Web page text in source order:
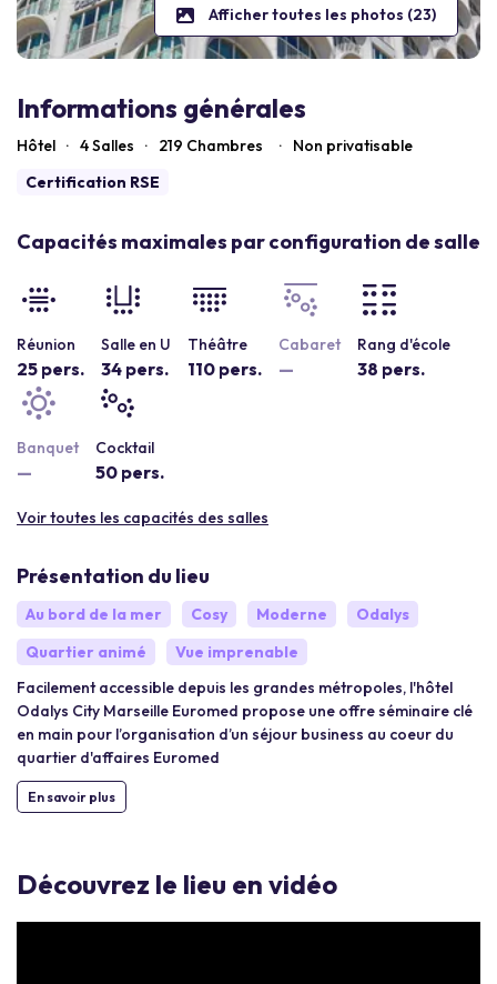
Afficher toutes les photos (23)
Informations générales
Hôtel · 4 Salles · 219 Chambres ·
Non privatisable
Certification RSE
Capacités maximales par configuration de salle
Réunion
25 pers.
Salle en U
34 pers.
Théâtre
110 pers.
Cabaret
—
Rang d'école
38 pers.
Banquet
—
Cocktail
50 pers.
Voir toutes les capacités des salles
Présentation du lieu
Au bord de la mer Cosy Moderne
Odalys
Quartier animé
Vue imprenable
Facilement accessible depuis les grandes métropoles, l'hôtel
Odalys City Marseille Euromed propose une offre séminaire clé
en main pour l’organisation d’un séjour business au coeur du
quartier d'affaires Euromed
En savoir plus
Découvrez le lieu en vidéo